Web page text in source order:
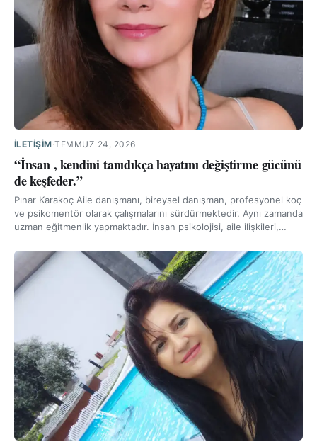
İLETIŞIM·TEMMUZ 24, 2026
“İnsan , kendini tanıdıkça hayatını değiştirme gücünü
de keşfeder.”
Pınar Karakoç Aile danışmanı, bireysel danışman, profesyonel koç
ve psikomentör olarak çalışmalarını sürdürmektedir. Aynı zamanda
uzman eğitmenlik yapmaktadır. İnsan psikolojisi, aile ilişkileri,…